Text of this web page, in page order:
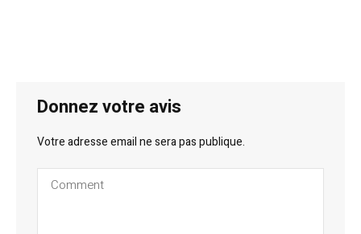
Donnez votre avis
Votre adresse email ne sera pas publique.